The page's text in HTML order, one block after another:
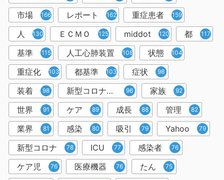
市場 166 レポート 162 重症患者 159
人 130 ＥＣＭＯ 125 middot 120 都 117
基準 115 人工心肺装置 108 状態 104
重症化 103 都基準 103 症状 98
装着 98 新型コロナウイルス 96 家族 92
世界 91 ケア 89 成長 88 管理 82
業界 81 感染 80 吸引 79 Yahoo 79
新型コロナ 78 ICU 77 感染者 76
ケア児 76 医療機器 76 たん 75